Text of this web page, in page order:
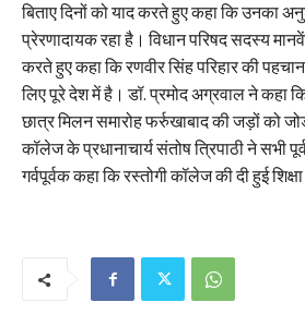
बिताए दिनों को याद करते हुए कहा कि उनका
प्रेरणादायक रहा है। विधान परिषद सदस्य
करते हुए कहा कि रणवीर सिंह परिहार की
लिए पूरे देश में है। डॉ. प्रमोद अग्रवाल ने कहा
छात्र मिलन समारोह फर्रुखाबाद की जड़ों को
कॉलेज के प्रधानाचार्य संतोष त्रिपाठी ने सभी
गर्वपूर्वक कहा कि रस्तोगी कॉलेज की दी हुई